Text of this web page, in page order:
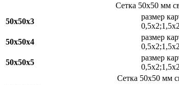
Сетка 50х50 мм
50х50х3
размер
50х50х4
размер
50х50х5
размер
Сетка 50х50 мм